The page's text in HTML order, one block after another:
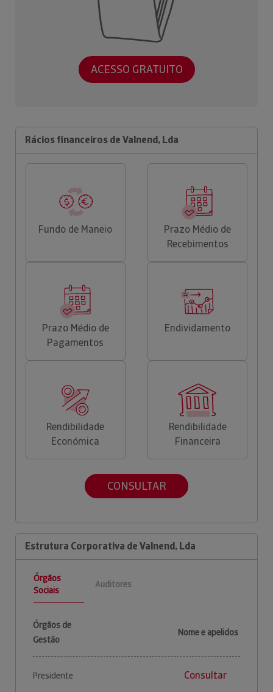
ACESSO GRATUITO
Rácios financeiros de Valnend, Lda
Fundo de Maneio
Prazo Médio de
Recebimentos
Prazo Médio de
Pagamentos
Endividamento
Rendibilidade
Económica
Rendibilidade
Financeira
CONSULTAR
Estrutura Corporativa de Valnend, Lda
Órgãos
Sociais
Auditores
Órgãos de
Gestão
Nome e apelidos
Presidente Consultar